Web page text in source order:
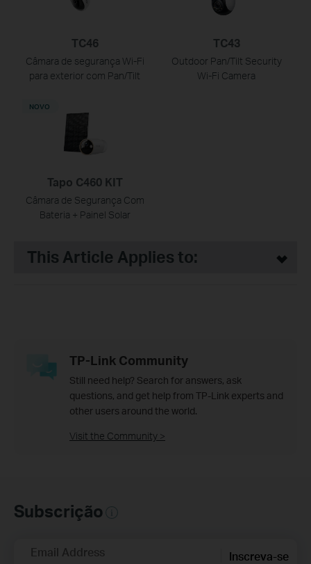
TC46
Câmara de segurança Wi-Fi
para exterior com Pan/Tilt
TC43
Outdoor Pan/Tilt Security
Wi-Fi Camera
Tapo C460 KIT
Câmara de Segurança Com
Bateria + Painel Solar
NOVO
This Article Applies to:
TP-Link Community
Still need help? Search for answers, ask
questions, and get help from TP-Link experts and
other users around the world.
Visit the Community >
Subscrição
Email Address Inscreva-se